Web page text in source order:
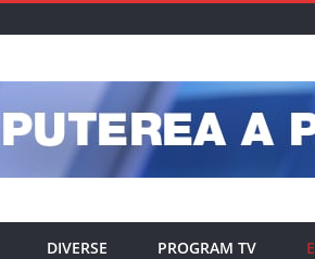
DIVERSE PROGRAM TV